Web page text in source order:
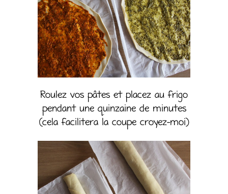
Roulez vos pâtes et placez au frigo
pendant une quinzaine de minutes
(cela facilitera la coupe croyez-moi)